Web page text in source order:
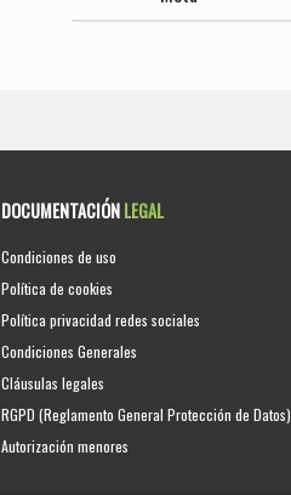
DOCUMENTACIÓNLEGAL
Condiciones de uso
Política de cookies
Política privacidad redes sociales
Condiciones Generales
Cláusulas legales
RGPD (Reglamento General Protección de Datos)
Autorización menores